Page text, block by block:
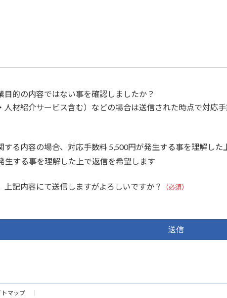
目的の内容ではない事を確認しましたか？
材紹介サービス含む）などの場合は送信された時点で対応手
する内容の場合、対応手数料 5,500円が発生する事を理解した
生する事を理解した上で返信を希望します
記内容にて送信しますがよろしいですか？ （必須）
トマップ